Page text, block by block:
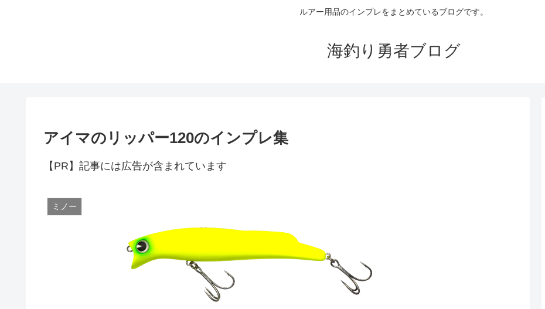
ルアー用品のインプレをまとめているブログです。
海釣り勇者ブログ
アイマのリッパー120のインプレ集
【PR】記事には広告が含まれています
ミノー